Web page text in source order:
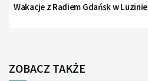
Wakacje z Radiem Gdańsk w Luzinie
ZOBACZ TAKŻE